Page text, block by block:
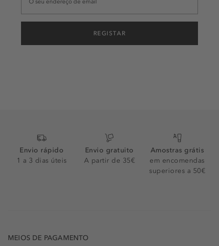
REGISTAR
Envio rápido
1 a 3 dias úteis
Envio gratuito
A partir de 35€
Amostras grátis
em encomendas
superiores a 50€
MEIOS DE PAGAMENTO